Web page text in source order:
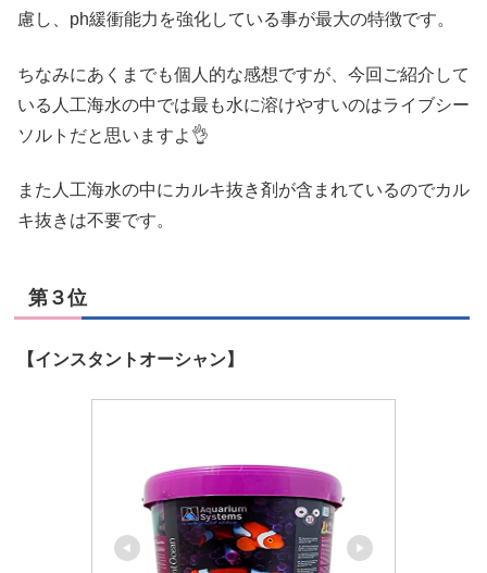
慮し、ph緩衝能力を強化している事が最大の特徴です。
ちなみにあくまでも個人的な感想ですが、今回ご紹介して
いる人工海水の中では最も水に溶けやすいのはライブシー
ソルトだと思いますよ👌
また人工海水の中にカルキ抜き剤が含まれているのでカル
キ抜きは不要です。
第３位
【インスタントオーシャン】